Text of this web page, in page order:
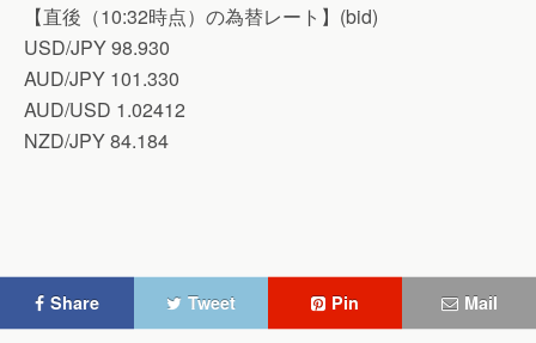
【直後（10:32時点）の為替レート】(bid)
USD/JPY 98.930
AUD/JPY 101.330
AUD/USD 1.02412
NZD/JPY 84.184
Share Tweet Pin Mail